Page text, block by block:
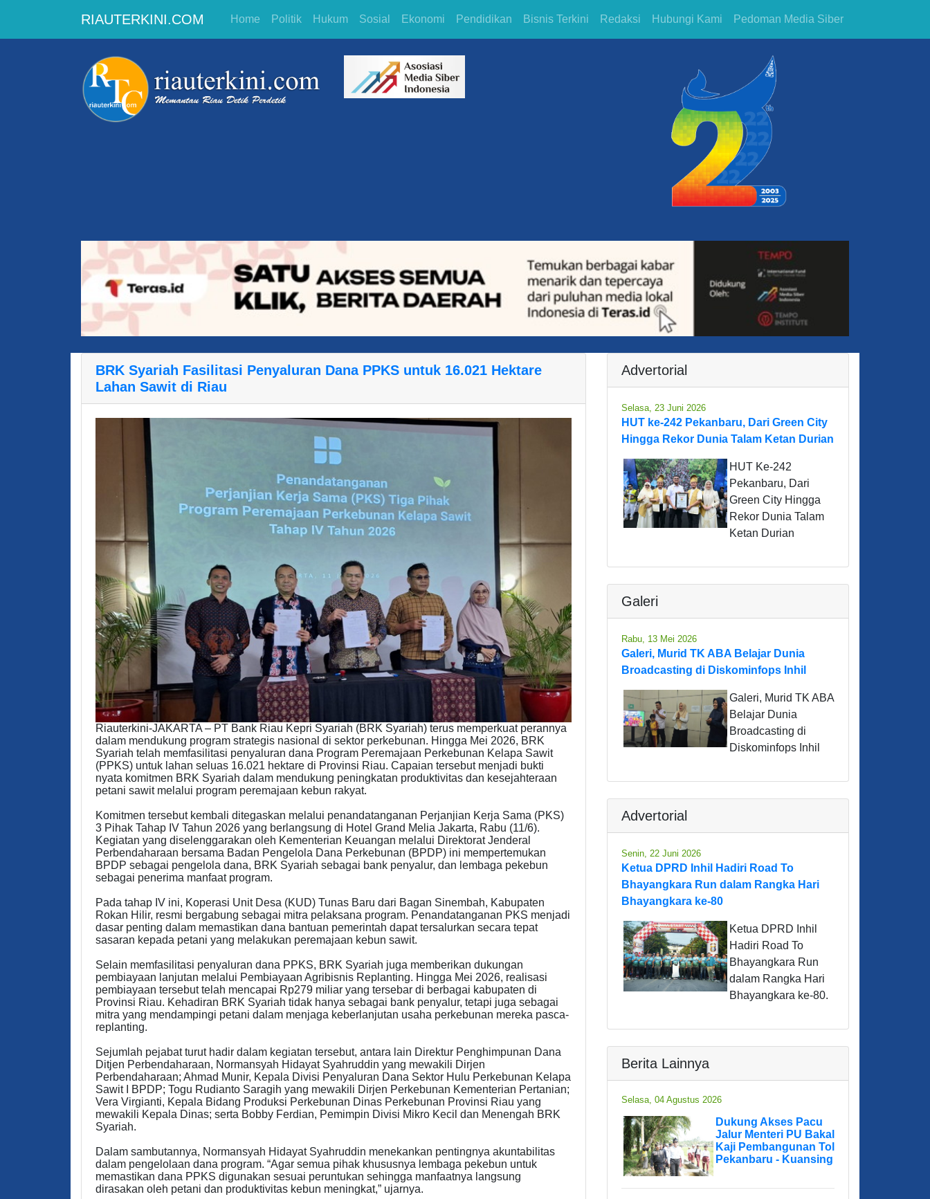
RIAUTERKINI.COM Home Politik Hukum Sosial Ekonomi Pendidikan Bisnis Terkini Redaksi Hubungi Kami Pedoman Media Siber
BRK Syariah Fasilitasi Penyaluran Dana PPKS untuk 16.021 Hektare
Lahan Sawit di Riau
Riauterkini-JAKARTA – PT Bank Riau Kepri Syariah (BRK Syariah) terus memperkuat perannya
dalam mendukung program strategis nasional di sektor perkebunan. Hingga Mei 2026, BRK
Syariah telah memfasilitasi penyaluran dana Program Peremajaan Perkebunan Kelapa Sawit
(PPKS) untuk lahan seluas 16.021 hektare di Provinsi Riau. Capaian tersebut menjadi bukti
nyata komitmen BRK Syariah dalam mendukung peningkatan produktivitas dan kesejahteraan
petani sawit melalui program peremajaan kebun rakyat.
Komitmen tersebut kembali ditegaskan melalui penandatanganan Perjanjian Kerja Sama (PKS)
3 Pihak Tahap IV Tahun 2026 yang berlangsung di Hotel Grand Melia Jakarta, Rabu (11/6).
Kegiatan yang diselenggarakan oleh Kementerian Keuangan melalui Direktorat Jenderal
Perbendaharaan bersama Badan Pengelola Dana Perkebunan (BPDP) ini mempertemukan
BPDP sebagai pengelola dana, BRK Syariah sebagai bank penyalur, dan lembaga pekebun
sebagai penerima manfaat program.
Pada tahap IV ini, Koperasi Unit Desa (KUD) Tunas Baru dari Bagan Sinembah, Kabupaten
Rokan Hilir, resmi bergabung sebagai mitra pelaksana program. Penandatanganan PKS menjadi
dasar penting dalam memastikan dana bantuan pemerintah dapat tersalurkan secara tepat
sasaran kepada petani yang melakukan peremajaan kebun sawit.
Selain memfasilitasi penyaluran dana PPKS, BRK Syariah juga memberikan dukungan
pembiayaan lanjutan melalui Pembiayaan Agribisnis Replanting. Hingga Mei 2026, realisasi
pembiayaan tersebut telah mencapai Rp279 miliar yang tersebar di berbagai kabupaten di
Provinsi Riau. Kehadiran BRK Syariah tidak hanya sebagai bank penyalur, tetapi juga sebagai
mitra yang mendampingi petani dalam menjaga keberlanjutan usaha perkebunan mereka pasca-
replanting.
Sejumlah pejabat turut hadir dalam kegiatan tersebut, antara lain Direktur Penghimpunan Dana
Ditjen Perbendaharaan, Normansyah Hidayat Syahruddin yang mewakili Dirjen
Perbendaharaan; Ahmad Munir, Kepala Divisi Penyaluran Dana Sektor Hulu Perkebunan Kelapa
Sawit I BPDP; Togu Rudianto Saragih yang mewakili Dirjen Perkebunan Kementerian Pertanian;
Vera Virgianti, Kepala Bidang Produksi Perkebunan Dinas Perkebunan Provinsi Riau yang
mewakili Kepala Dinas; serta Bobby Ferdian, Pemimpin Divisi Mikro Kecil dan Menengah BRK
Syariah.
Dalam sambutannya, Normansyah Hidayat Syahruddin menekankan pentingnya akuntabilitas
dalam pengelolaan dana program. “Agar semua pihak khususnya lembaga pekebun untuk
memastikan dana PPKS digunakan sesuai peruntukan sehingga manfaatnya langsung
dirasakan oleh petani dan produktivitas kebun meningkat,” ujarnya.
Advertorial
Selasa, 23 Juni 2026
HUT ke-242 Pekanbaru, Dari Green City
Hingga Rekor Dunia Talam Ketan Durian
HUT Ke-242
Pekanbaru, Dari
Green City Hingga
Rekor Dunia Talam
Ketan Durian
Galeri
Rabu, 13 Mei 2026
Galeri, Murid TK ABA Belajar Dunia
Broadcasting di Diskominfops Inhil
Galeri, Murid TK ABA
Belajar Dunia
Broadcasting di
Diskominfops Inhil
Advertorial
Senin, 22 Juni 2026
Ketua DPRD Inhil Hadiri Road To
Bhayangkara Run dalam Rangka Hari
Bhayangkara ke-80
Ketua DPRD Inhil
Hadiri Road To
Bhayangkara Run
dalam Rangka Hari
Bhayangkara ke-80.
Berita Lainnya
Selasa, 04 Agustus 2026
Dukung Akses Pacu
Jalur Menteri PU Bakal
Kaji Pembangunan Tol
Pekanbaru - Kuansing